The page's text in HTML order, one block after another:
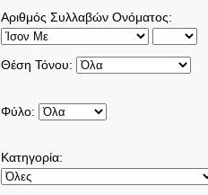
Αριθμός Συλλαβών Ονόματος:
Θέση Τόνου:
Φύλο:
Κατηγορία: